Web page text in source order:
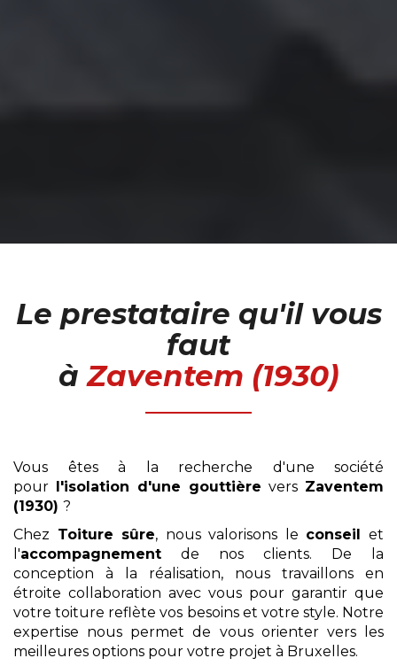
Le prestataire qu'il vous
faut
àZaventem (1930)
Vous êtes à la recherche d'une société
pour
l'isolation d'une gouttière vers Zaventem
(1930) ?
Chez Toiture sûre, nous valorisons le conseil
et
l'accompagnement de nos clients. De la
conception à la réalisation, nous travaillons en
étroite collaboration avec vous pour garantir que
votre toiture reflète vos besoins et votre style. Notre
expertise nous permet de vous orienter vers les
meilleures options pour votre projet à Bruxelles.